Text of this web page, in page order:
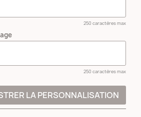
250 caractères max
250 caractères max
LA PERSONNALISATION